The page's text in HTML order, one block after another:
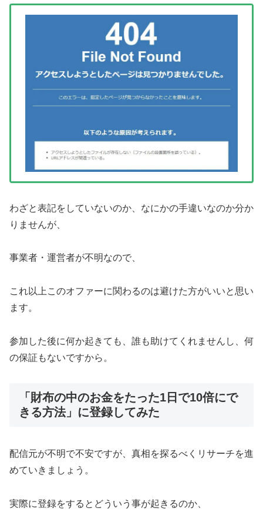
わざと表記をしていないのか、なにかの手違いなのか分か
りませんが、
事業者・運営者が不明なので、
これ以上このオファーに関わるのは避けた方がいいと思い
ます。
参加した後に何か起きても、誰も助けてくれませんし、何
の保証もないですから。
「財布の中のお金をたった1日で10倍にで
きる方法」に登録してみた
配信元が不明で不安ですが、真相を探るべくリサーチを進
めていきましょう。
実際に登録をするとどういう事が起きるのか、